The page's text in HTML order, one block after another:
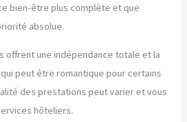
bien-être plus complète et que
absolue.
offrent une indépendance totale et la
peut être romantique pour certains
des prestations peut varier et vous
hôteliers.